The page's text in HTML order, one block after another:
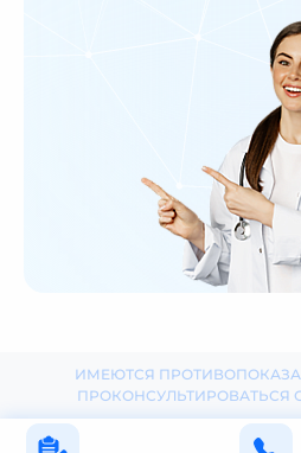
ИМЕЮТСЯ
ПРОКОНСУЛЬТИРОВАТЬСЯ